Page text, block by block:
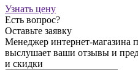
Узнать цену
Есть вопрос?
Оставьте заявку
Менеджер интернет-магазина
выслушает ваши отзывы и
и скидки